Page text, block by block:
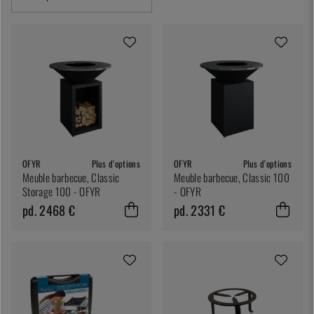
OFYR Plus d'options
Meuble barbecue, Classic
Storage 100 - OFYR
pd. 2468 €
OFYR Plus d'options
Meuble barbecue, Classic 100
- OFYR
pd. 2331 €